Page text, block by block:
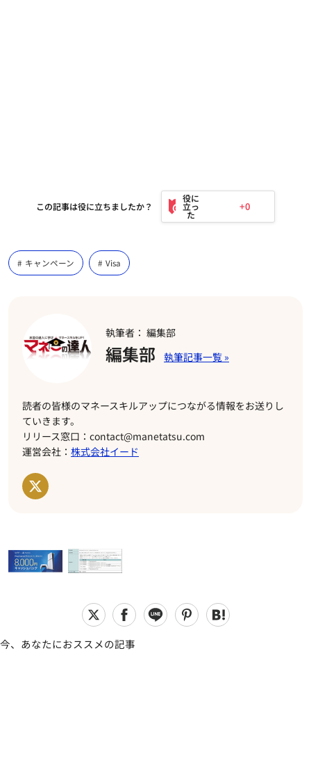
この記事は役に立ちましたか？ +0
キャンペーン Visa
執筆者： 編集部
編集部
読者の皆様のマネースキルアップにつながる情報をお送りし
ていきます。
リリース窓口：contact@manetatsu.com
運営会社： 株式会社イード
今、あなたにおススメの記事